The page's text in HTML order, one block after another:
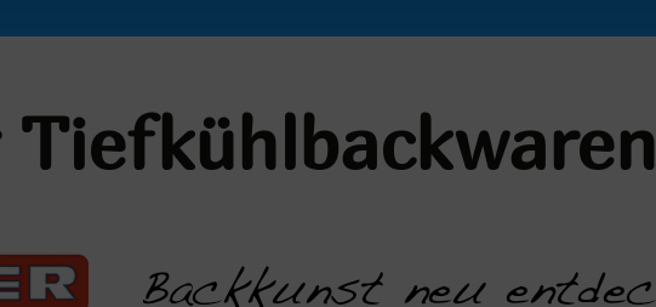
Tiefkühlbackwaren